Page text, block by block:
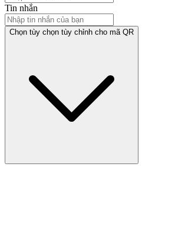
Tin nhắn
Chọn tùy chọn tùy chỉnh cho mã QR